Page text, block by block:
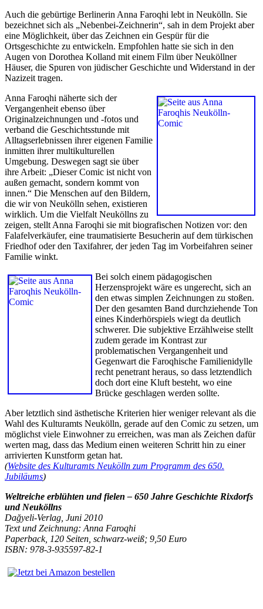
Auch die gebürtige Berlinerin Anna Faroqhi lebt in Neukölln. Sie
bezeichnet sich als „Nebenbei-Zeichnerin“, sah in dem Projekt aber
eine Möglichkeit, über das Zeichnen ein Gespür für die
Ortsgeschichte zu entwickeln. Empfohlen hatte sie sich in den
Augen von Dorothea Kolland mit einem Film über Neuköllner
Häuser, die Spuren von jüdischer Geschichte und Widerstand in der
Nazizeit tragen.
Anna Faroqhi näherte sich der
Vergangenheit ebenso über
Originalzeichnungen und -fotos und
verband die Geschichtsstunde mit
Alltagserlebnissen ihrer eigenen Familie
inmitten ihrer multikulturellen
Umgebung. Deswegen sagt sie über
ihre Arbeit: „Dieser Comic ist nicht von
außen gemacht, sondern kommt von
innen.“ Die Menschen auf den Bildern,
die wir von Neukölln sehen, existieren
wirklich. Um die Vielfalt Neuköllns zu
zeigen, stellt Anna Faroqhi sie mit biografischen Notizen vor: den
Falafelverkäufer, eine traumatisierte Besucherin auf dem türkischen
Friedhof oder den Taxifahrer, der jeden Tag im Vorbeifahren seiner
Familie winkt.
Bei solch einem pädagogischen
Herzensprojekt wäre es ungerecht, sich an
den etwas simplen Zeichnungen zu stoßen.
Der den gesamten Band durchziehende Ton
eines Kinderhörspiels wiegt da deutlich
schwerer. Die subjektive Erzählweise stellt
zudem gerade im Kontrast zur
problematischen Vergangenheit und
Gegenwart die Faroqhische Familienidylle
recht penetrant heraus, so dass letztendlich
doch dort eine Kluft besteht, wo eine
Brücke geschlagen werden sollte.
Aber letztlich sind ästhetische Kriterien hier weniger relevant als die
Wahl des Kulturamts Neukölln, gerade auf den Comic zu setzen, um
möglichst viele Einwohner zu erreichen, was man als Zeichen dafür
werten mag, dass das Medium einen weiteren Schritt hin zu einer
arrivierten Kunstform getan hat.
(Website des Kulturamts Neukölln zum Programm des 650.
Jubiläums)
Weltreiche erblühten und fielen – 650 Jahre Geschichte Rixdorfs
und Neuköllns
Dağyeli-Verlag, Juni 2010
Text und Zeichnung: Anna Faroqhi
Paperback, 120 Seiten, schwarz-weiß; 9,50 Euro
ISBN: 978-3-935597-82-1